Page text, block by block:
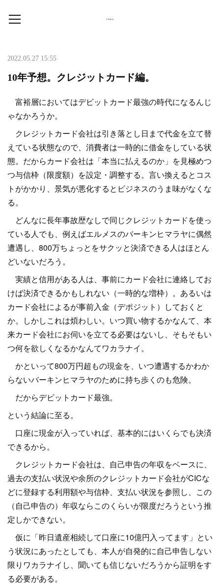
2022.05.27 15:55
10年予想。クレジットカード編。
富裕層においてはデビットカード最強の時代になるんじ
ゃなかろうか。
クレジットカード会社は引き落とし日まで代金を立て替
えている状態なので、消費者は一時的に借金をしている状
態。だからカード会社は「本当に払えるのか」を見極めつ
つ与信枠（限度額）を設定・調整する。言い換えるとコス
トがかかり、景気が悪化するとビジネスのうま味がなくな
る。
どんなに長年事故歴なしで同じクレジットカードを使っ
ている人でも、例えばエルメスのバーキンヒマラヤに偶然
遭遇し、800万ちょっとをサクッと決済できる人はほとん
どいないだろう。
実績と信用がある人は、事前にカード会社に連絡してお
けば決済できるかもしれない（一時的な増枠）。あるいは
カード会社によるが事前入金（デポジット）しておくと
か。しかしこれは煩わしい。いつ買い物するかなんて、本
来カード会社にお伺いを立てる必要はないし、そもそもい
つ何を欲しくなるかなんてワカラナイ。
かといって800万円超もの現金を、いつ遭遇するかわか
らないバーキンヒマラヤのために持ち歩くのも危険。
だからデビットカード最強。
という結論に至る。
口座に現金が入っていれば、基本的にはいくらでも決済
できるから。
クレジットカード会社は、自己申告の年収をベースに、
過去の支払い状況や余所のクレジットカード会社がCICな
どに登録する利用額や与信枠、支払い状況を参照し、この
（自己申告の）年収ならこのくらいが限度だろうという推
定しかできない。
仮に「昨日遺産相続して口座に10億円入ってます」とい
う状況にあったとしても、本人が自発的に自己申告しない
限りワカラナイし、聞いても信じないだろうから証明をす
る必要がある。